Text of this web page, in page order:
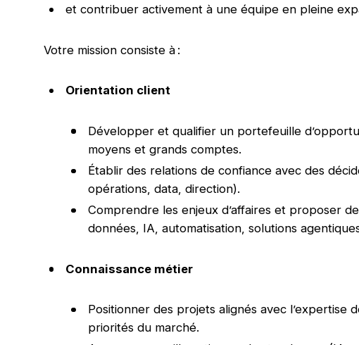
et contribuer activement à une équipe en pleine
Votre mission consiste à :
Orientation client
Développer et qualifier un portefeuille
moyens et grands comptes.
Établir des relations de confiance avec des
opérations, data, direction).
Comprendre les enjeux d’affaires et proposer
données, IA, automatisation, solutions
Connaissance métier
Positionner des projets alignés avec l’expertise
priorités du marché.